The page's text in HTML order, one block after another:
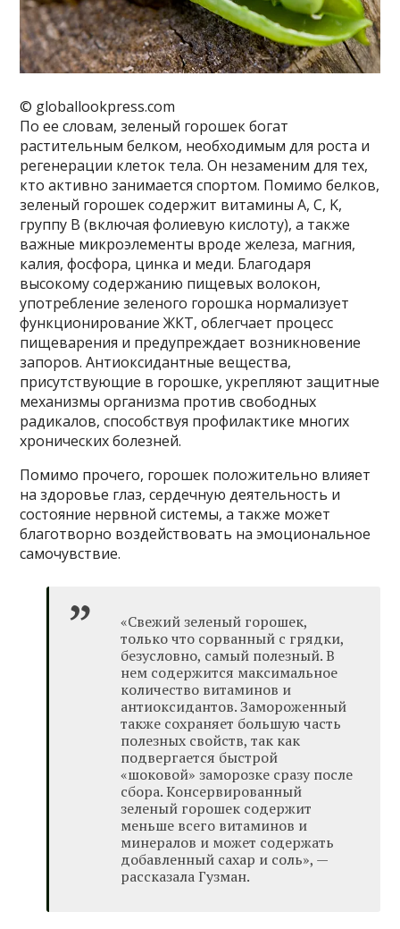
© globallookpress.com
По ее словам, зеленый горошек богат
растительным белком, необходимым для роста и
регенерации клеток тела. Он незаменим для тех,
кто активно занимается спортом. Помимо белков,
зеленый горошек содержит витамины A, C, K,
группу B (включая фолиевую кислоту), а также
важные микроэлементы вроде железа, магния,
калия, фосфора, цинка и меди. Благодаря
высокому содержанию пищевых волокон,
употребление зеленого горошка нормализует
функционирование ЖКТ, облегчает процесс
пищеварения и предупреждает возникновение
запоров. Антиоксидантные вещества,
присутствующие в горошке, укрепляют защитные
механизмы организма против свободных
радикалов, способствуя профилактике многих
хронических болезней.
Помимо прочего, горошек положительно влияет
на здоровье глаз, сердечную деятельность и
состояние нервной системы, а также может
благотворно воздействовать на эмоциональное
самочувствие.
«Свежий зеленый горошек,
только что сорванный с грядки,
безусловно, самый полезный. В
нем содержится максимальное
количество витаминов и
антиоксидантов. Замороженный
также сохраняет большую часть
полезных свойств, так как
подвергается быстрой
«шоковой» заморозке сразу после
сбора. Консервированный
зеленый горошек содержит
меньше всего витаминов и
минералов и может содержать
добавленный сахар и соль», —
рассказала Гузман.